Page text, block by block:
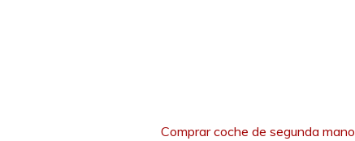
Comprar coche de segunda mano